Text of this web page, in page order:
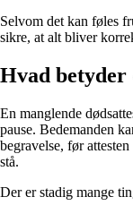
Selvom det kan føles
sikre, at alt bliver
Hvad
En manglende
pause. Bedemanden
begravelse, før
stå.
Der er stadig mange